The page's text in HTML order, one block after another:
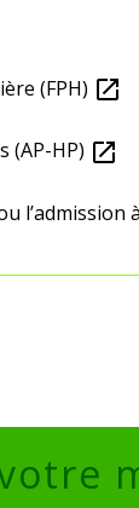
(FPH) open_in_new
(AP-HP) open_in_new